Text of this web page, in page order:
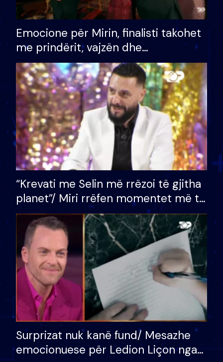
Emocione për Mirin, finalisti takohet
me prindërit, vajzën dhe
bashkëshorten: S’kemi ndonjë letër
divorci apo jo?
“Krevati me Selin më rrëzoi të gjitha
planet”/ Miri rrëfen momentet më të
bukura në shtëpinë e BB VIP: Do më
mungojë zilja e mëngjesit kur…
Surprizat nuk kanë fund/ Mesazhe
emocionuese për Ledion Liçon nga